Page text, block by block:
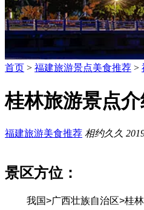
首页 > 福建旅游景点美食推荐 >
桂林旅游景点
福建旅游美食推荐 相约久久
景区方位：
我国>广西壮族自治区>桂林